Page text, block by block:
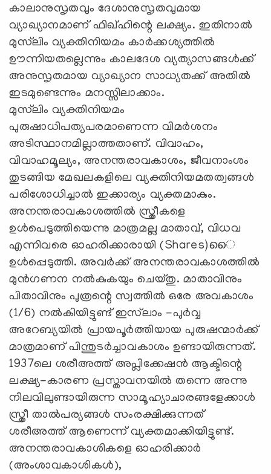
കാലാനുസൃതവും ദേശാനുസൃതവുമായ
വ്യാഖ്യാനമാണ് ഫിഖ്ഹിന്റെ ലക്ഷ്യം. ഇതിനാല്‍
മുസ്‌ലിം വ്യക്തിനിയമം കാര്‍ക്കശ്യത്തില്‍
ഊന്നിയതല്ലെന്നും കാലദേശ വ്യത്യാസങ്ങള്‍ക്ക്
അനുസൃതമായ വ്യാഖ്യാന സാധ്യതക്ക് അതില്‍
ഇടമുണ്ടെന്നും മനസ്സിലാക്കാം.
മുസ്‌ലിം വ്യക്തിനിയമം
പുരുഷാധിപത്യപരമാണെന്ന വിമര്‍ശനം
അടിസ്ഥാനമില്ലാത്തതാണ്. വിവാഹം,
വിവാഹമൂല്യം, അനന്തരാവകാശം, ജീവനാംശം
തുടങ്ങിയ മേഖലകളിലെ വ്യക്തിനിയമതത്വങ്ങള്‍
പരിശോധിച്ചാല്‍ ഇക്കാര്യം വ്യക്തമാകും.
അനന്തരാവകാശത്തില്‍ സ്ത്രീകളെ
ഉള്‍പെടുത്തിയെന്നു മാത്രമല്ല മാതാവ്, വിധവ
എന്നിവരെ ഓഹരിക്കാരായി (Shares)ൈ
ഉള്‍പ്പെടുത്തി. അവര്‍ക്ക് അനന്തരാവകാശത്തില്‍
മുന്‍ഗണന നല്‍കുകയും ചെയ്തു. മാതാവിനും
പിതാവിനും പുത്രന്റെ സ്വത്തില്‍ ഒരേ അവകാശം
(1/6) നല്‍കിയിട്ടുണ്ട് ഇസ്‌ലാം -പുര്‍വ്വ
അറേബ്യയില്‍ പ്രായപൂര്‍ത്തിയായ പുരുഷന്മാര്‍ക്ക്
മാത്രമാണ് പിന്തുടര്‍ച്ചാവകാശം ഉണ്ടായിരുന്നത്.
1937ലെ ശരീഅത്ത് അപ്ലിക്കേഷന്‍ ആക്ടിന്റെ
ലക്ഷ്യ-കാരണ പ്രസ്താവനയില്‍ തന്നെ അന്നു
നിലവിലുണ്ടായിരുന്ന സാമൂഹ്യാചാരങ്ങളേക്കാള്‍
സ്ത്രീ താല്‍പര്യങ്ങള്‍ സംരക്ഷിക്കുന്നത്
ശരീഅത്ത് ആണെന്ന് വ്യക്തമാക്കിയിട്ടുണ്ട്.
അനന്തരാവകാശികളെ ഓഹരിക്കാര്‍
(അംശാവകാശികള്‍),